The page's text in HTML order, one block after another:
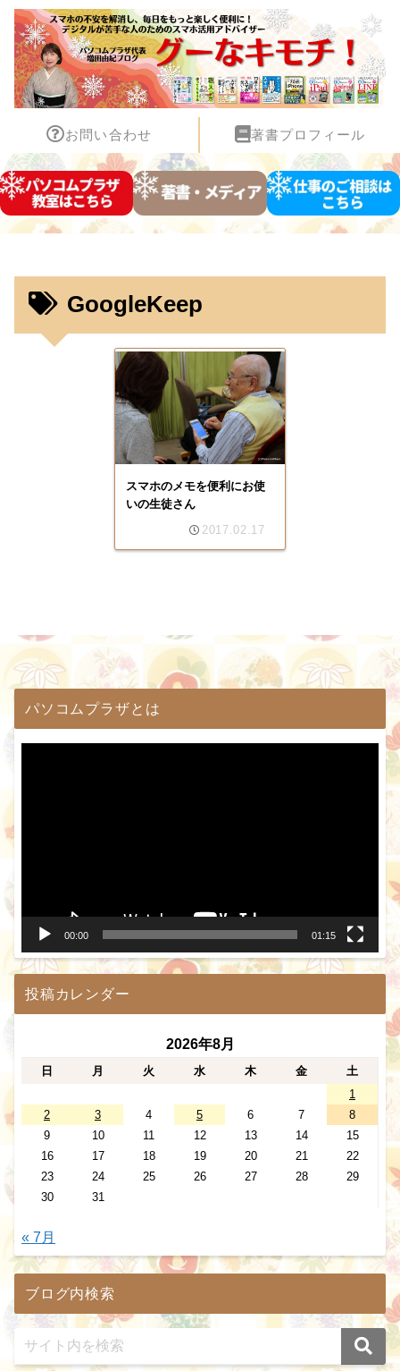
お問い合わせ 著書プロフィール
GoogleKeep
スマホのメモを便利にお使
いの生徒さん
2017.02.17
パソコムプラザとは
00:00 01:15
投稿カレンダー
2026年8月
日 月 火 水 木 金
土
1
2
3 4 5 6 7
8
9
10 11 12 13 14
15
16
17 18 19 20 21
22
23
24 25 26 27 28
29
30
31
« 7月
ブログ内検索